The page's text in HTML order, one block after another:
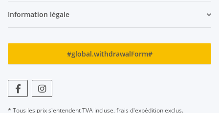
Information légale
#global.withdrawalForm#
* Tous les prix s'entendent TVA incluse, frais d'expéditionexclus.